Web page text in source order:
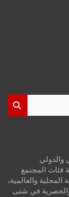
والدولي
فئات المجتمع
والعالمية،
والحصرية في شتى